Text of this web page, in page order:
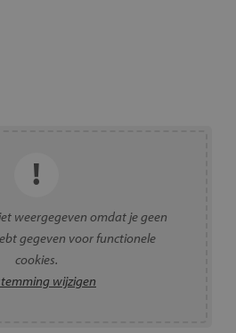
weergegeven omdat je geen
gegeven voor functionele
cookies.
wijzigen